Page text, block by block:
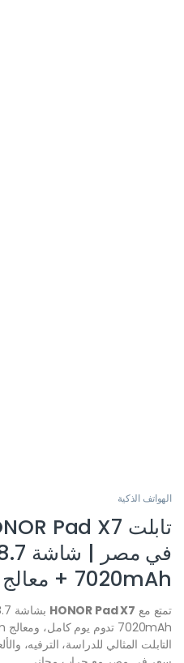
الهواتف الذكية
7020mAh + معالج Snapdragon
تمتع مع HONOR Pad X7
التابلت المثالي للدراسة، الترفيه،